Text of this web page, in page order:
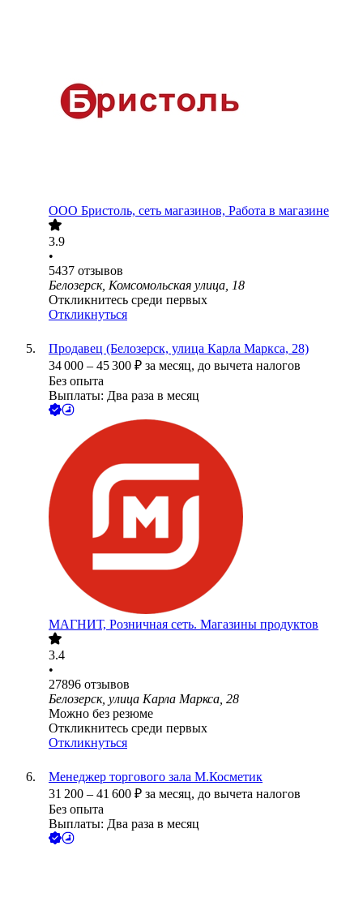
ООО Бристоль, сеть магазинов, Работа в магазине
3.9
•
5437 отзывов
Белозерск, Комсомольская улица, 18
Откликнитесь среди первых
Откликнуться
Продавец (Белозерск, улица Карла Маркса, 28)
34 000 – 45 300 ₽ за месяц, до вычета налогов
Без опыта
Выплаты: Два раза в месяц
МАГНИТ, Розничная сеть. Магазины продуктов
3.4
•
27896 отзывов
Белозерск, улица Карла Маркса, 28
Можно без резюме
Откликнитесь среди первых
Откликнуться
Менеджер торгового зала М.Косметик
31 200 – 41 600 ₽ за месяц, до вычета налогов
Без опыта
Выплаты: Два раза в месяц